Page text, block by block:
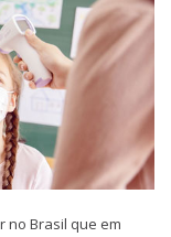
no Brasil que em